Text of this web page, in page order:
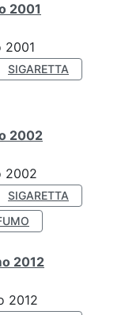
2001
2001
SIGARETTA
2002
2002
SIGARETTA
2012
2012